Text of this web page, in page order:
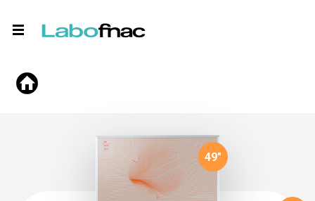
49"